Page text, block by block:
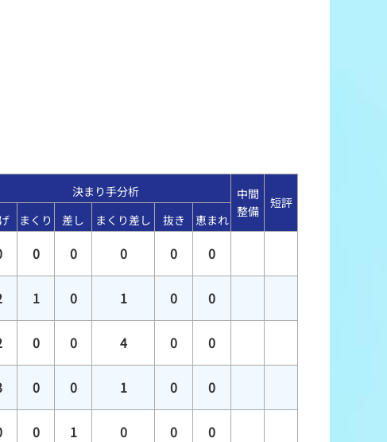
決まり手分析
中間
整備
短評
まくり 差し まくり差し 抜き 恵まれ
0 0 0 0 0
1 0 1 0 0
0 0 4 0 0
0 0 1 0 0
0 1 0 0 0